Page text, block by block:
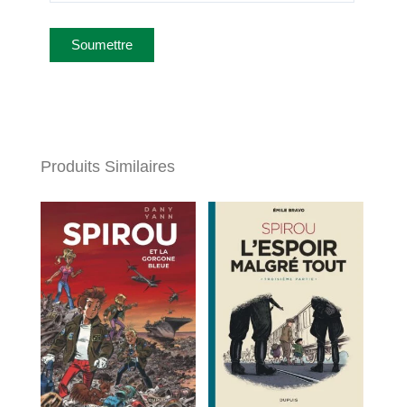
Produits Similaires